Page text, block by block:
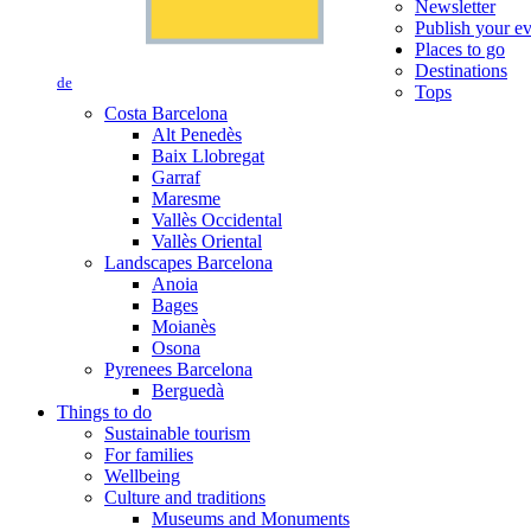
de
Newsletter
Publish your
Places to go
Destinations
Tops
Costa Barcelona
Alt Penedès
Baix Llobregat
Garraf
Maresme
Vallès Occidental
Vallès Oriental
Landscapes Barcelona
Anoia
Bages
Moianès
Osona
Pyrenees Barcelona
Berguedà
Things to do
Sustainable tourism
For families
Wellbeing
Culture and traditions
Museums and Monuments